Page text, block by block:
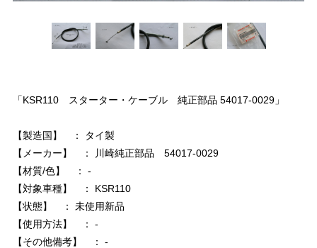
「KSR110 スターター・ケーブル 純正部品 54017-0029」
【製造国】 ： タイ製
【メーカー】 ： 川崎純正部品 54017-0029
【材質/色】 ： -
【対象車種】 ： KSR110
【状態】 ： 未使用新品
【使用方法】 ： -
【その他備考】 ： -